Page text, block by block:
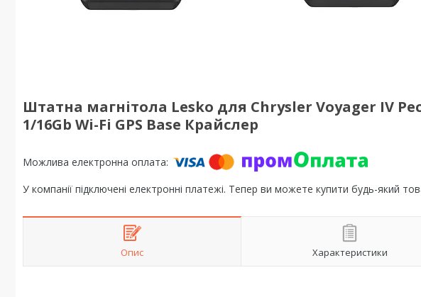
Штатна магнітола Lesko для Chrysler Voyager IV
1/16Gb Wi-Fi GPS Base Крайслер
У компанії підключені електронні платежі. Тепер ви можете купити будь-який
Опис Характеристики